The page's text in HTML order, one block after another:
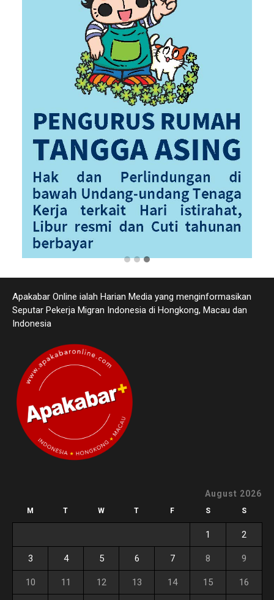
Apakabar Online ialah Harian Media yang menginformasikan
Seputar Pekerja Migran Indonesia di Hongkong, Macau dan
Indonesia
August 2026
M T W T F S S
1 2
3 4 5 6 7 8 9
10 11 12 13 14 15 16